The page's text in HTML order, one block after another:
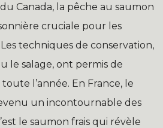
Canada, la pêche au saumon
cruciale pour les
techniques de conservation,
le salage, ont permis de
l’année. En France, le
un incontournable des
le saumon frais qui révèle